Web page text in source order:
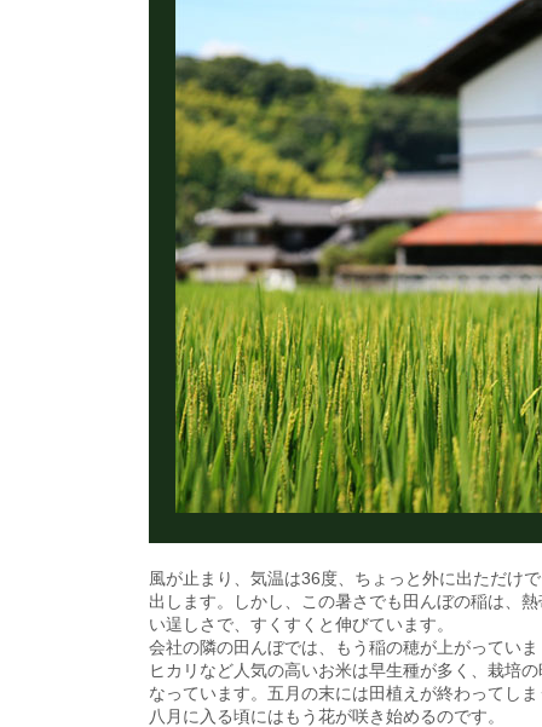
風が止まり、気温は36度、ちょっと外に出ただけ
出します。しかし、この暑さでも田んぼの稲は、
い逞しさで、すくすくと伸びています。
会社の隣の田んぼでは、もう稲の穂が上がってい
ヒカリなど人気の高いお米は早生種が多く、栽培
なっています。五月の末には田植えが終わってし
八月に入る頃にはもう花が咲き始めるのです。